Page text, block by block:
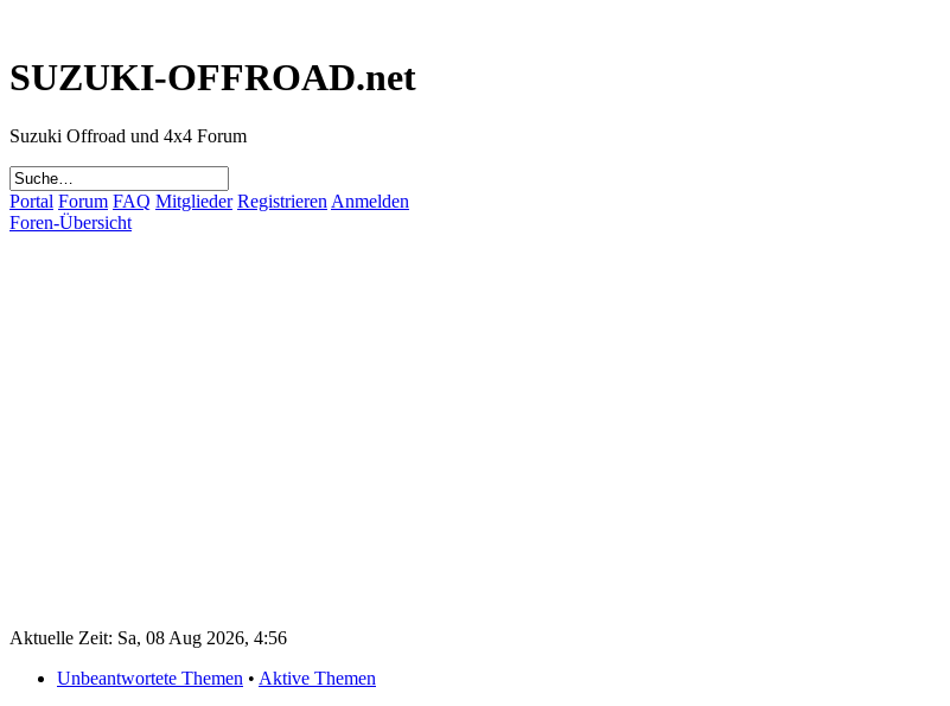
SUZUKI-OFFROAD.net
Suzuki Offroad und 4x4 Forum
Portal Forum FAQ Mitglieder Registrieren Anmelden
Foren-Übersicht
Aktuelle Zeit: Sa, 08 Aug 2026, 4:56
Unbeantwortete Themen • Aktive Themen